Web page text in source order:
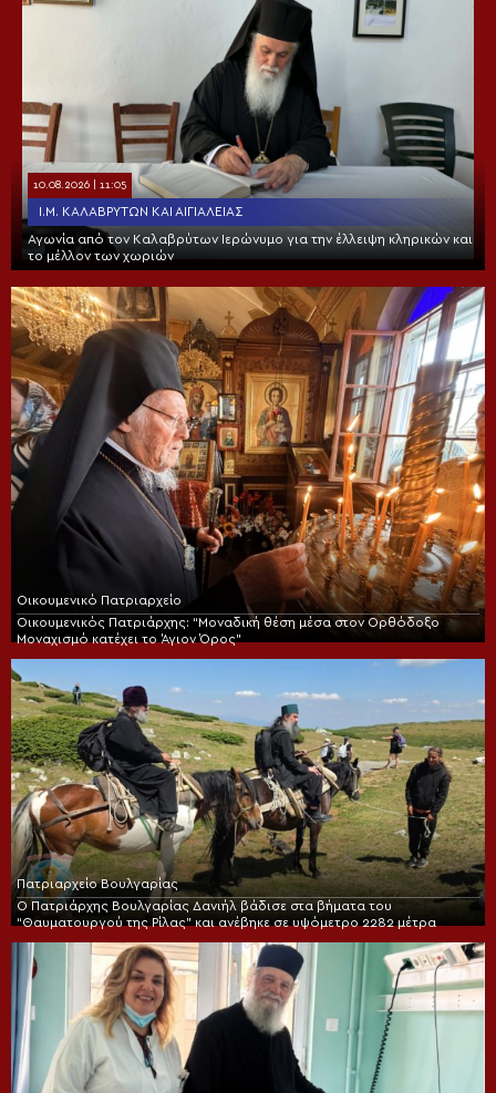
10.08.2026 | 11:05
Ι.Μ. ΚΑΛΑΒΡΎΤΩΝ ΚΑΙ ΑΙΓΙΑΛΕΊΑΣ
Αγωνία από τον Καλαβρύτων Ιερώνυμο για την έλλειψη κληρικών και
το μέλλον των χωριών
Οικουμενικό Πατριαρχείο
Οικουμενικός Πατριάρχης: “Μοναδική θέση μέσα στον Ορθόδοξο
Μοναχισμό κατέχει το Άγιον Όρος”
Πατριαρχείο Βουλγαρίας
Ο Πατριάρχης Βουλγαρίας Δανιήλ βάδισε στα βήματα του
“Θαυματουργού της Ρίλας” και ανέβηκε σε υψόμετρο 2282 μέτρα